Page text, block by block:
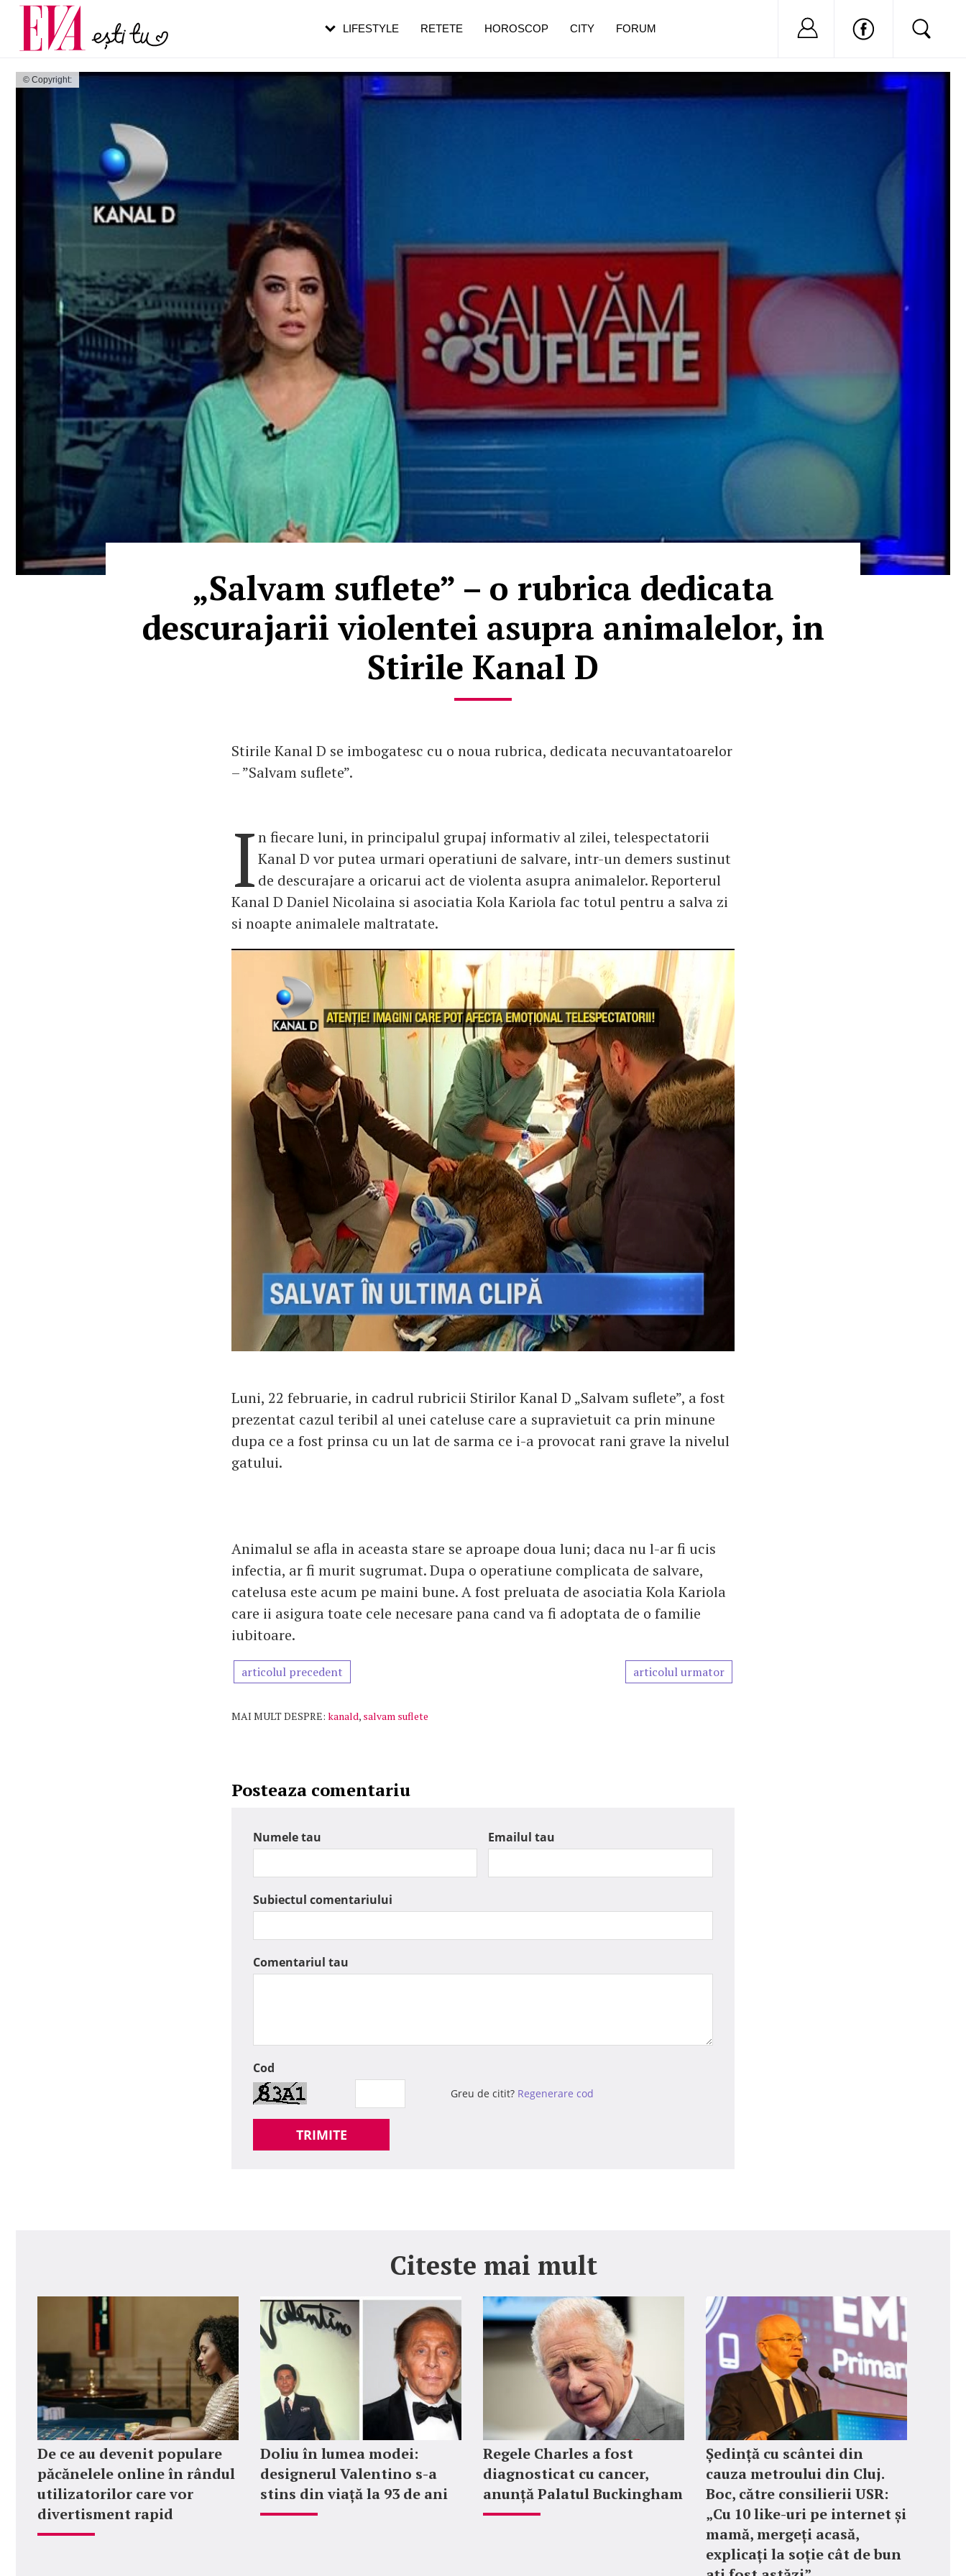
© Copyright:
„Salvam suflete” – o rubrica dedicata
descurajarii violentei asupra animalelor, in
Stirile Kanal D
Stirile Kanal D se imbogatesc cu o noua rubrica, dedicata necuvantatoarelor
– ”Salvam suflete”.
In fiecare luni, in principalul grupaj informativ al zilei, telespectatorii
Kanal D vor putea urmari operatiuni de salvare, intr-un demers sustinut
de descurajare a oricarui act de violenta asupra animalelor. Reporterul
Kanal D Daniel Nicolaina si asociatia Kola Kariola fac totul pentru a salva zi
si noapte animalele maltratate.
Luni, 22 februarie, in cadrul rubricii Stirilor Kanal D „Salvam suflete”, a fost
prezentat cazul teribil al unei cateluse care a supravietuit ca prin minune
dupa ce a fost prinsa cu un lat de sarma ce i-a provocat rani grave la nivelul
gatului.
Animalul se afla in aceasta stare se aproape doua luni; daca nu l-ar fi ucis
infectia, ar fi murit sugrumat. Dupa o operatiune complicata de salvare,
catelusa este acum pe maini bune. A fost preluata de asociatia Kola Kariola
care ii asigura toate cele necesare pana cand va fi adoptata de o familie
iubitoare.
articolul precedent articolul urmator
MAI MULT DESPRE: kanald, salvam suflete
Posteaza comentariu
Numele tau Emailul tau
Subiectul comentariului
Comentariul tau
Cod
Greu de citit? Regenerare cod
TRIMITE
Citeste mai mult
De ce au devenit populare
păcănelele online în rândul
utilizatorilor care vor
divertisment rapid
Doliu în lumea modei:
designerul Valentino s-a
stins din viață la 93 de ani
Regele Charles a fost
diagnosticat cu cancer,
anunță Palatul Buckingham
Ședință cu scântei din
cauza metroului din Cluj.
Boc, către consilierii USR:
„Cu 10 like-uri pe internet și
mamă, mergeți acasă,
explicați la soție cât de bun
LIFESTYLE RETETE HOROSCOP CITY FORUM Nu ai cont?
Carieră
Actualitate
pe măsură ce înaintezi în vârstă